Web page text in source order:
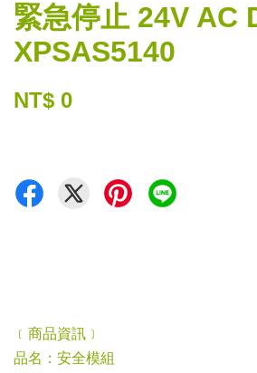
緊急停止 24V AC
XPSAS5140
NT$ 0
﹝商品資訊﹞
品名：安全模組